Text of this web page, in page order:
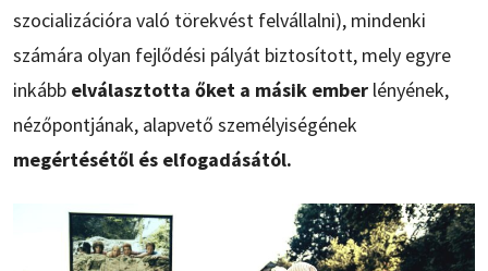
szocializációra való törekvést felvállalni), mindenki
számára olyan fejlődési pályát biztosított, mely egyre
inkább elválasztotta őket a másik ember lényének,
nézőpontjának, alapvető személyiségének
megértésétől és elfogadásától.